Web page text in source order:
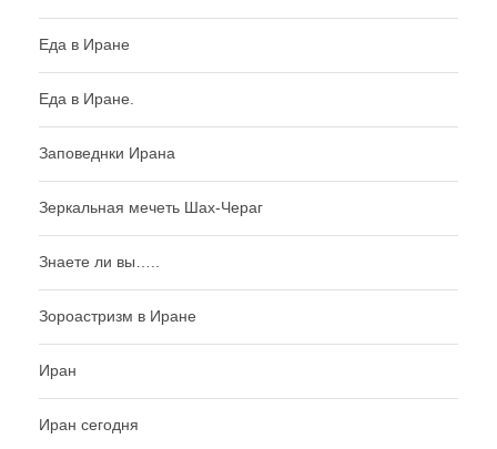
Еда в Иране
Еда в Иране.
Заповеднки Ирана
Зеркальная мечеть Шах-Чераг
Знаете ли вы…..
Зороастризм в Иране
Иран
Иран сегодня